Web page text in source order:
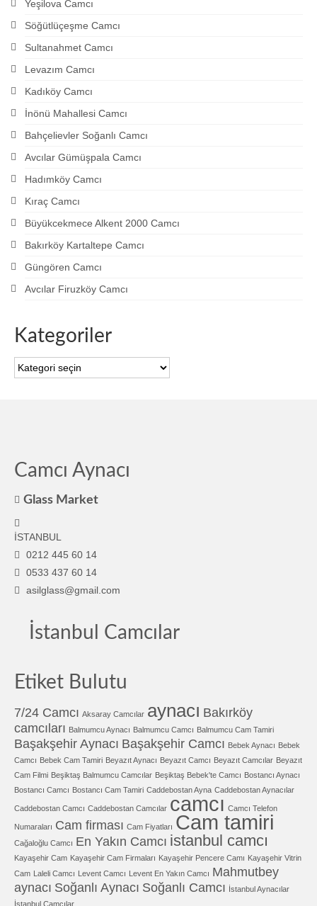
Yeşilova Camcı
Söğütlüçeşme Camcı
Sultanahmet Camcı
Levazım Camcı
Kadıköy Camcı
İnönü Mahallesi Camcı
Bahçelievler Soğanlı Camcı
Avcılar Gümüşpala Camcı
Hadımköy Camcı
Kıraç Camcı
Büyükcekmece Alkent 2000 Camcı
Bakırköy Kartaltepe Camcı
Güngören Camcı
Avcılar Firuzköy Camcı
Kategoriler
Kategoriler
Camcı Aynacı
Glass Market
İSTANBUL
0212 445 60 14
0533 437 60 14
asilglass@gmail.com
İstanbul Camcılar
Etiket Bulutu
7/24 Camcı Aksaray Camcılar aynacı Bakırköy
camcıları Balmumcu Aynacı Balmumcu Camcı Balmumcu Cam Tamiri
Başakşehir Aynacı Başakşehir Camcı Bebek Aynacı Bebek
Camcı Bebek Cam Tamiri Beyazıt Aynacı Beyazıt Camcı Beyazıt Camcılar Beyazıt
Cam Filmi Beşiktaş Balmumcu Camcılar Beşiktaş Bebek'te Camcı Bostancı Aynacı
Bostancı Camcı Bostancı Cam Tamiri Caddebostan Ayna Caddebostan Aynacılar
Caddebostan Camcı Caddebostan Camcılar camcı Camcı Telefon
Numaraları Cam firması Cam Fiyatları Cam tamiri
Cağaloğlu Camcı En Yakın Camcı istanbul camcı
Kayaşehir Cam Kayaşehir Cam Firmaları Kayaşehir Pencere Camı Kayaşehir Vitrin
Cam Laleli Camcı Levent Camcı Levent En Yakın Camcı Mahmutbey
aynacı Soğanlı Aynacı Soğanlı Camcı İstanbul Aynacılar
İstanbul Camcılar